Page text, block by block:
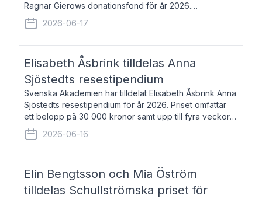
Ragnar Gierows donationsfond för år 2026.
Stipendiebeloppet är på 70 000 kronor vardera. Eric
Cullhed, född 1985, är professor i grekis
2026-06-17
Elisabeth Åsbrink tilldelas Anna
Sjöstedts resestipendium
Svenska Akademien har tilldelat Elisabeth Åsbrink Anna
Sjöstedts resestipendium för år 2026. Priset omfattar
ett belopp på 30 000 kronor samt upp till fyra veckors
fri vistelse i Akademiens lägenhet i Berlin. Elisabeth
Åsbrink, född 1965 oc
2026-06-16
Elin Bengtsson och Mia Öström
tilldelas Schullströmska priset för